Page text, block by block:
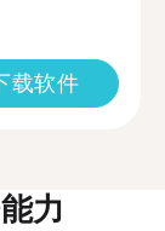
载软件
力